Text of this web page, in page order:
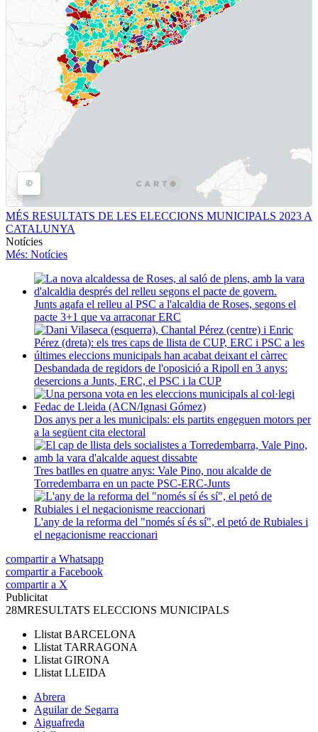
MÉS RESULTATS DE LES ELECCIONS MUNICIPALS 2023 A
CATALUNYA
Notícies
Més: Notícies
Junts agafa el relleu al PSC a l'alcaldia de Roses, segons el
pacte 3+1 que va arraconar ERC
Desbandada de regidors de l'oposició a Ripoll en 3 anys:
desercions a Junts, ERC, el PSC i la CUP
Dos anys per a les municipals: els partits engeguen motors per
a la següent cita electoral
Tres batlles en quatre anys: Vale Pino, nou alcalde de
Torredembarra en un pacte PSC-ERC-Junts
L'any de la reforma del "només sí és sí", el petó de Rubiales i
el negacionisme reaccionari
compartir a Whatsapp
compartir a Facebook
compartir a X
Publicitat
28MRESULTATS ELECCIONS MUNICIPALS
Llistat BARCELONA
Llistat TARRAGONA
Llistat GIRONA
Llistat LLEIDA
Abrera
Aguilar de Segarra
Aiguafreda